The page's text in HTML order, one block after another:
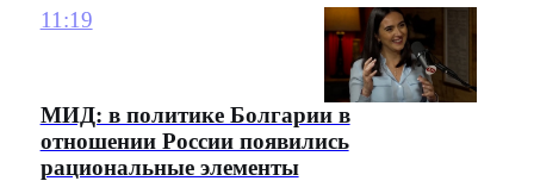
11:19
МИД: в политике Болгарии в
отношении России появились
рациональные элементы